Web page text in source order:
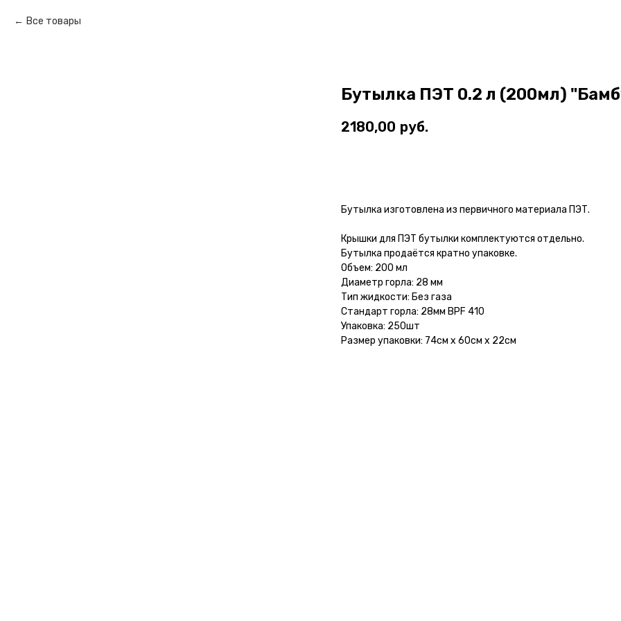
Все товары
Бутылка ПЭТ 0.2 л (200мл)
2180,00 руб.
Бутылка изготовлена из первичного материала ПЭТ.
Крышки для ПЭТ бутылки комплектуются отдельно.
Бутылка продаётся кратно упаковке.
Объем: 200 мл
Диаметр горла: 28 мм
Тип жидкости: Без газа
Стандарт горла: 28мм BPF 410
Упаковка: 250шт
Размер упаковки: 74см х 60см х 22см